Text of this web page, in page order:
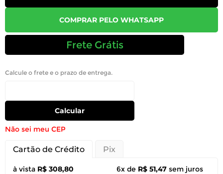
COMPRAR PELO WHATSAPP
Frete Grátis
Calcule o frete e o prazo de entrega.
Calcular
Não sei meu CEP
Cartão de Crédito Pix
à vista R$ 308,80
6x de R$ 51,47 sem juros